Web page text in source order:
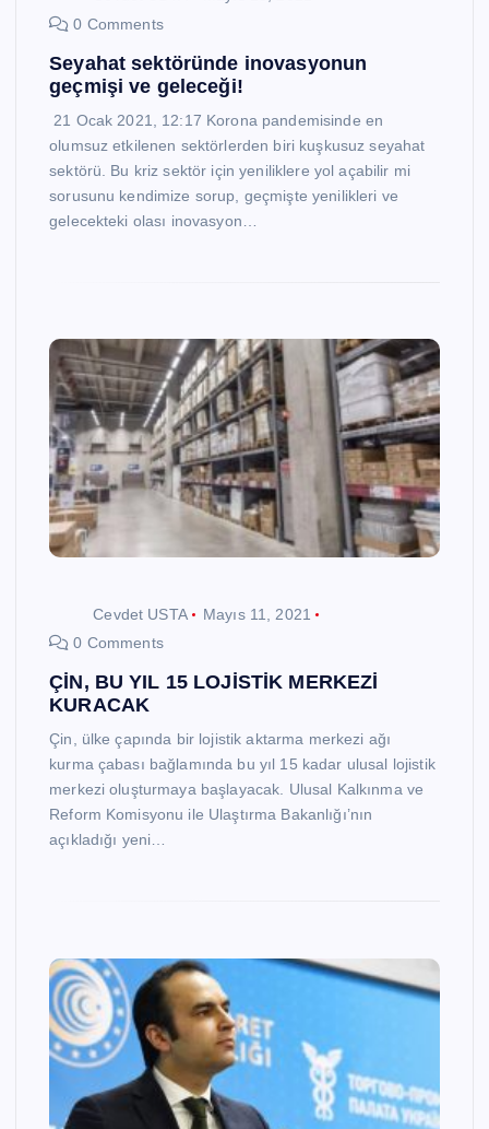
0 Comments
Seyahat sektöründe inovasyonun
geçmişi ve geleceği!
21 Ocak 2021, 12:17 Korona pandemisinde en
olumsuz etkilenen sektörlerden biri kuşkusuz seyahat
sektörü. Bu kriz sektör için yeniliklere yol açabilir mi
sorusunu kendimize sorup, geçmişte yenilikleri ve
gelecekteki olası inovasyon…
Cevdet USTA
Mayıs 11, 2021
0 Comments
ÇİN, BU YIL 15 LOJİSTİK MERKEZİ
KURACAK
Çin, ülke çapında bir lojistik aktarma merkezi ağı
kurma çabası bağlamında bu yıl 15 kadar ulusal lojistik
merkezi oluşturmaya başlayacak. Ulusal Kalkınma ve
Reform Komisyonu ile Ulaştırma Bakanlığı’nın
açıkladığı yeni…